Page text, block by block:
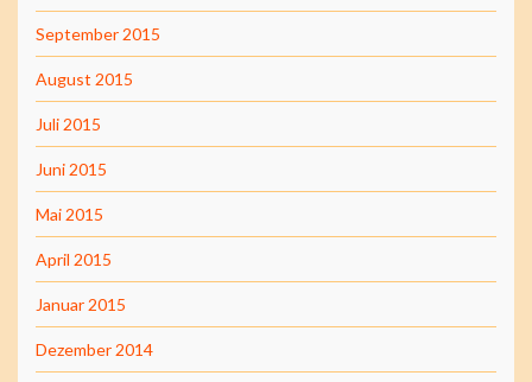
September 2015
August 2015
Juli 2015
Juni 2015
Mai 2015
April 2015
Januar 2015
Dezember 2014